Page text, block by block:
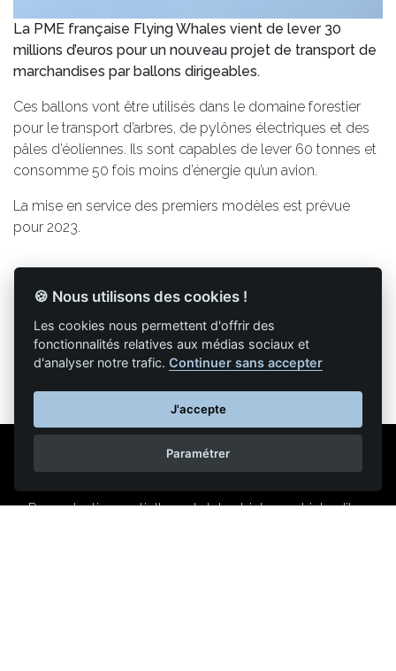
La PME française Flying Whales vient de lever 30
millions d’euros pour un nouveau projet de transport de
marchandises par ballons dirigeables.
Ces ballons vont être utilisés dans le domaine forestier
pour le transport d’arbres, de pylônes électriques et des
pâles d’éoliennes. Ils sont capables de lever 60 tonnes et
consomme 50 fois moins d’énergie qu’un avion.
La mise en service des premiers modèles est prévue
pour 2023.
Reproduction partielle ou totale strictement interdite •
🍪 Nous utilisons des cookies !
Les cookies nous permettent d'offrir des
fonctionnalités relatives aux médias sociaux et
d'analyser notre trafic.Continuer sans accepter
J'accepte
Paramétrer